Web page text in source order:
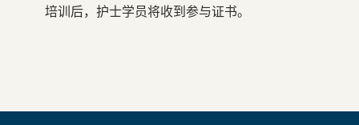
培训后，护士学员将收到参与证书。